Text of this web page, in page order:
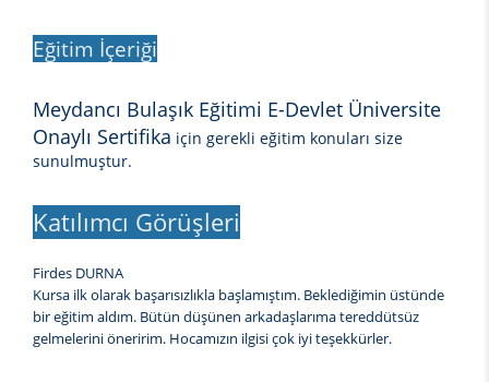
Eğitim İçeriği
Meydancı Bulaşık Eğitimi E-Devlet Üniversite
Onaylı Sertifika için gerekli eğitim konuları size
sunulmuştur.
Katılımcı Görüşleri
Firdes DURNA
Kursa ilk olarak başarısızlıkla başlamıştım. Beklediğimin üstünde
bir eğitim aldım. Bütün düşünen arkadaşlarıma tereddütsüz
gelmelerini öneririm. Hocamızın ilgisi çok iyi teşekkürler.